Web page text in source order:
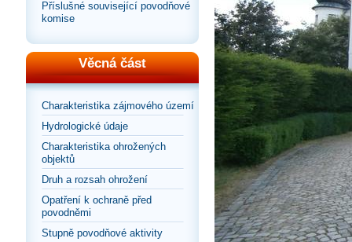
Příslušné související povodňové
komise
Věcná část
Charakteristika zájmového území
Hydrologické údaje
Charakteristika ohrožených
objektů
Druh a rozsah ohrožení
Opatření k ochraně před
povodněmi
Stupně povodňové aktivity